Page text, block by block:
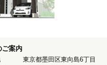
ご案内
東京都墨田区東向島6丁目